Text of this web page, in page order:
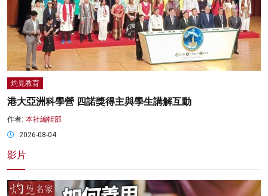
灼見教育
港大亞洲科學營 四諾獎得主與學生講解互動
作者: 本社編輯部
2026-08-04
影片